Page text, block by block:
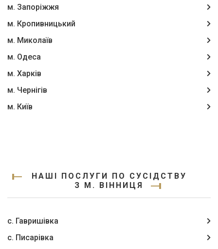
м. Запоріжжя
м. Кропивницький
м. Миколаїв
м. Одеса
м. Харків
м. Чернігів
м. Київ
НАШІ ПОСЛУГИ ПО СУСІДСТВУ
З М. ВІННИЦЯ
с. Гавришівка
с. Писарівка